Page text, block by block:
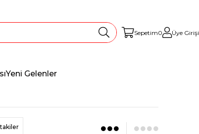
Sepetim0 Üye Girişi
Yeni Gelenler